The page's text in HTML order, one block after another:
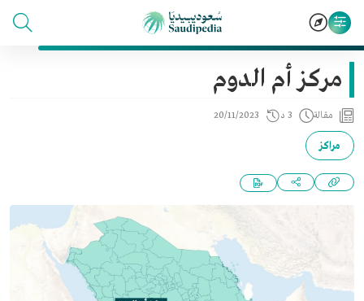
مركز أم الدوم
مقالة 3 د 20/11/2023
مراكز